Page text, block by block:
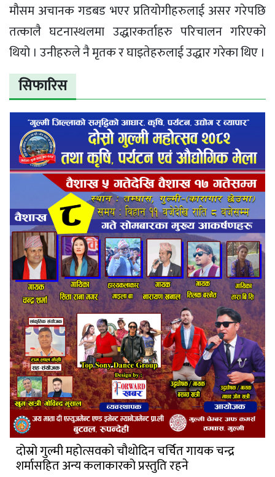
मौसम अचानक गडबड भएर प्रतियोगीहरुलाई असर गरेपछि
तत्कालै घटनास्थलमा उद्धारकर्ताहरु परिचालन गरिएको
थियो । उनीहरुले नै मृतक र घाइतेहरुलाई उद्धार गरेका थिए ।
सिफारिस
दोस्रो गुल्मी महोत्सवको चौथोदिन चर्चित गायक चन्द्र
शर्मासहित अन्य कलाकारको प्रस्तुति रहने